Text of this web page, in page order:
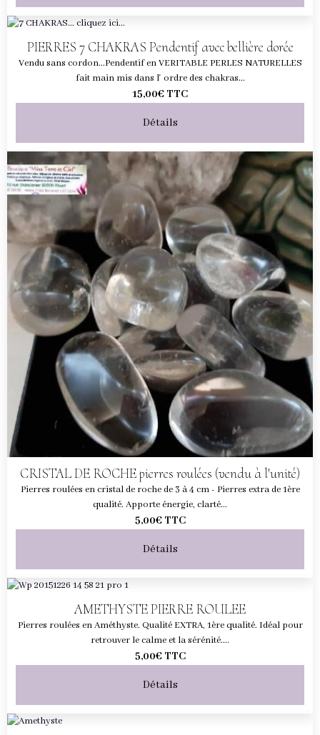
PIERRES 7 CHAKRAS Pendentif avec bellière dorée
Vendu sans cordon...Pendentif en VERITABLE PERLES NATURELLES
fait main mis dans l' ordre des chakras...
15,00€ TTC
Détails
CRISTAL DE ROCHE pierres roulées (vendu à l'unité)
Pierres roulées en cristal de roche de 3 à 4 cm - Pierres extra de 1ère
qualité. Apporte énergie, clarté...
5,00€ TTC
Détails
AMETHYSTE PIERRE ROULEE
Pierres roulées en Améthyste. Qualité EXTRA, 1ère qualité. Idéal pour
retrouver le calme et la sérénité....
5,00€ TTC
Détails